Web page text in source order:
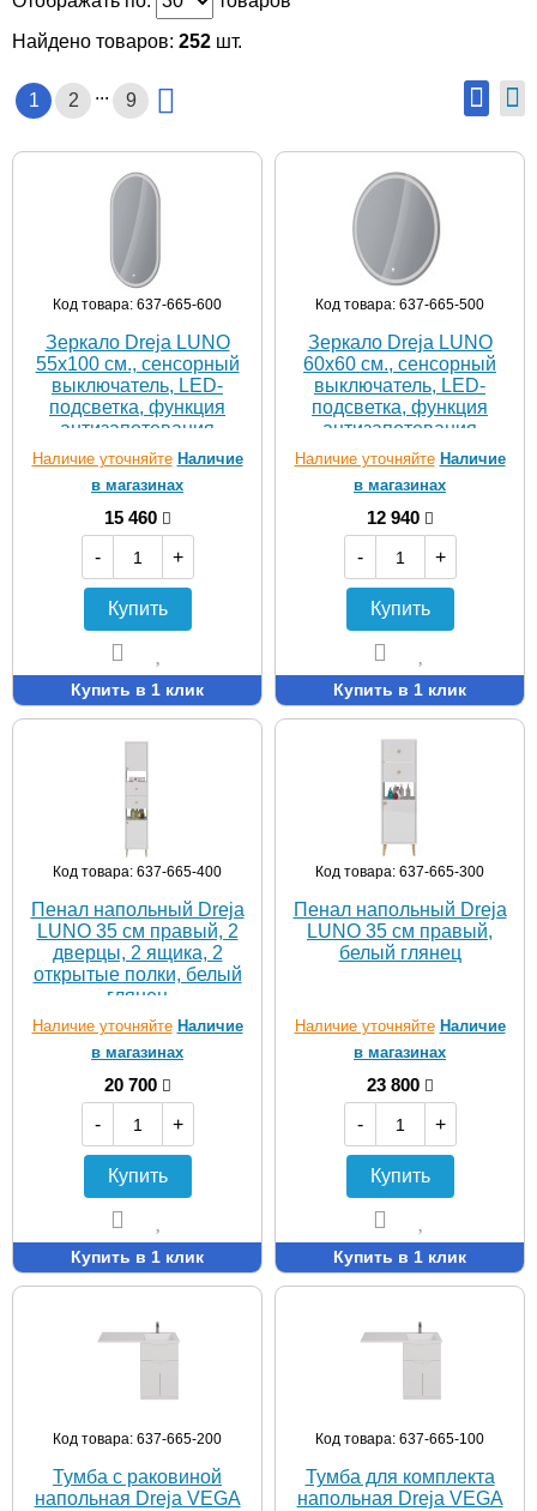
Найдено товаров: 252 шт.
1 2 ... 9
Код товара: 637-665-600
Зеркало Dreja LUNO
55х100 см., сенсорный
выключатель, LED-
подсветка, функция
антизапотевания
Наличие уточняйте Наличие
в магазинах
15 460
-
+
Купить
Купить в 1 клик
Код товара: 637-665-500
Зеркало Dreja LUNO
60х60 см., сенсорный
выключатель, LED-
подсветка, функция
антизапотевания
Наличие уточняйте Наличие
в магазинах
12 940
-
+
Купить
Купить в 1 клик
Код товара: 637-665-400
Пенал напольный Dreja
LUNO 35 см правый, 2
дверцы, 2 ящика, 2
открытые полки, белый
глянец
Наличие уточняйте Наличие
в магазинах
20 700
-
+
Купить
Купить в 1 клик
Код товара: 637-665-300
Пенал напольный Dreja
LUNO 35 см правый,
белый глянец
Наличие уточняйте Наличие
в магазинах
23 800
-
+
Купить
Купить в 1 клик
Код товара: 637-665-200
Тумба с раковиной
напольная Dreja VEGA
Код товара: 637-665-100
Тумба для комплекта
напольная Dreja VEGA